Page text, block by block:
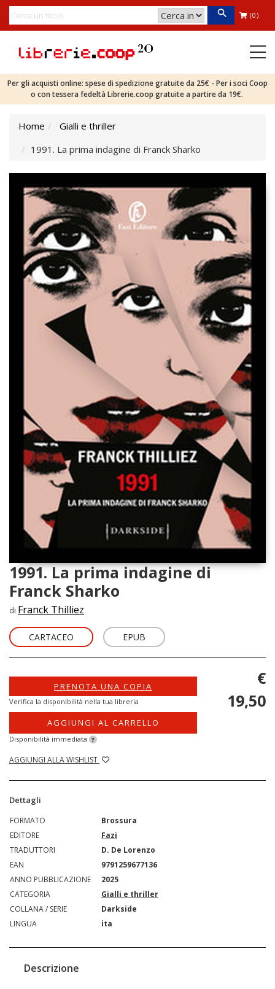
(0)
Per gli acquisti online: spese di spedizione gratuite da 25€ - Per i soci Coop
o con tessera fedeltà Librerie.coop gratuite a partire da 19€.
Home
Gialli e thriller
1991. La prima indagine di Franck Sharko
1991. La prima indagine di
Franck Sharko
di Franck Thilliez
CARTACEO EPUB
PRENOTA UNA COPIA
Verifica la disponibilità nella tua libreria
AGGIUNGI AL CARRELLO
Disponibilità immediata ?
AGGIUNGI ALLA WISHLIST
€
19,50
Dettagli
FORMATO
Brossura
EDITORE
Fazi
TRADUTTORI
D. De Lorenzo
EAN
9791259677136
ANNO PUBBLICAZIONE
2025
CATEGORIA
Gialli e thriller
COLLANA / SERIE
Darkside
LINGUA
ita
Descrizione